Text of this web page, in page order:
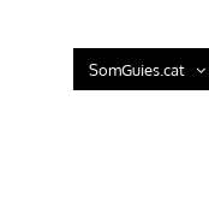
SomGuies.cat